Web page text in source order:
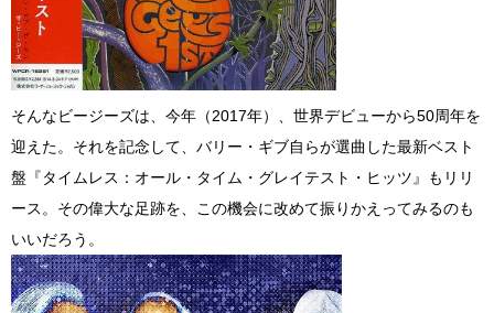
そんなビージーズは、今年（2017年）、世界デビューから50周年を
迎えた。それを記念して、バリー・ギブ自らが選曲した最新ベスト
盤『タイムレス：オール・タイム・グレイテスト・ヒッツ』もリリ
ース。その偉大な足跡を、この機会に改めて振りかえってみるのも
いいだろう。